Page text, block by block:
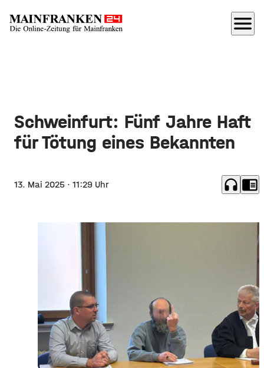
menu
Schweinfurt: Fünf Jahre Haft
für Tötung eines Bekannten
13. Mai 2025 · 11:29 Uhr headphones chrome_reader_mode